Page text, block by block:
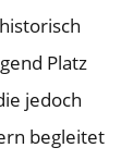
Platz
jedoch
begleitet